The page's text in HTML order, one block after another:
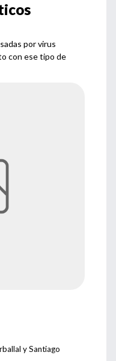
por virus
con ese tipo de
y Santiago